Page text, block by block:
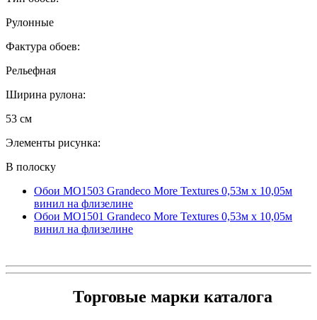
Рулонные
Фактура обоев:
Рельефная
Ширина рулона:
53 см
Элементы рисунка:
В полоску
Обои MO1503 Grandeco More Textures 0,53м x 10,05м
винил на флизелине
Обои MO1501 Grandeco More Textures 0,53м x 10,05м
винил на флизелине
Торговые марки каталога